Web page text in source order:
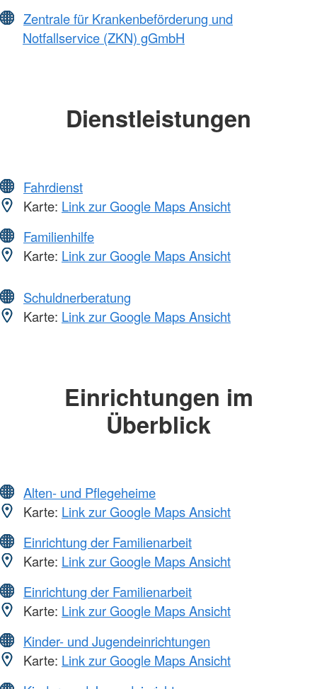
Zentrale für Krankenbeförderung und
Notfallservice (ZKN) gGmbH
Dienstleistungen
Fahrdienst
Karte: Link zur Google Maps Ansicht
Familienhilfe
Karte: Link zur Google Maps Ansicht
Schuldnerberatung
Karte: Link zur Google Maps Ansicht
Einrichtungen im
Überblick
Alten- und Pflegeheime
Karte: Link zur Google Maps Ansicht
Einrichtung der Familienarbeit
Karte: Link zur Google Maps Ansicht
Einrichtung der Familienarbeit
Karte: Link zur Google Maps Ansicht
Kinder- und Jugendeinrichtungen
Karte: Link zur Google Maps Ansicht